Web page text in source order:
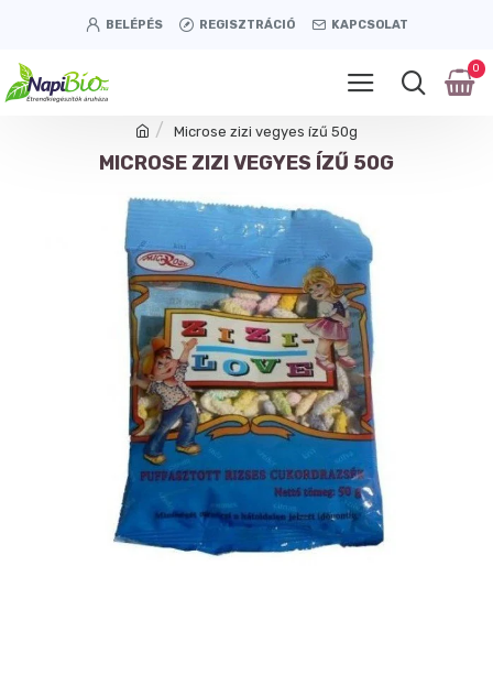
BELÉPÉS REGISZTRÁCIÓ KAPCSOLAT
0
Microse zizi vegyes ízű 50g
MICROSE ZIZI VEGYES ÍZŰ 50G